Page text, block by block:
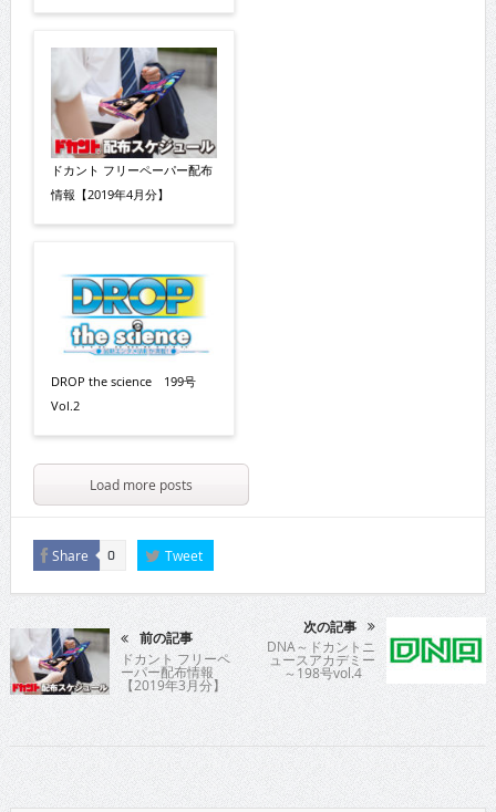
ドカント フリーペーパー配布
情報【2019年4月分】
DROP the science 199号
Vol.2
Load more posts
Share 0 Tweet
前の記事
ドカント フリーペ
ーパー配布情報
【2019年3月分】
次の記事
DNA～ドカントニ
ュースアカデミー
～198号vol.4